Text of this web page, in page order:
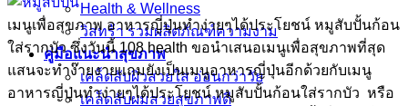
Health & Wellness
วิสทร้า รวมผลิตภัณฑ์ความงาม
คู่มือแนะนำสุขภาพ
เคล็ดลับผิวสวยใส อ่อนกว่าวัย
เคล็ดลับผมสวยสุขภาพดี
เมนูเพื่อสุขภาพ อาหารญี่ปุ่นทำง่ายๆได้ประโยชน์ หมูสับปั้นก้อน
ใส่รากบัว ซึ่งวันนี้ 108 health ขอนำเสนอเมนูเพื่อสุขภาพที่สุด
แสนจะทำง๊ายงายแถมยังเป็นเมนูอาหารญี่ปุ่นอีกด้วยกับเมนู
อาหารญี่ปุ่นทำง่ายๆได้ประโยชน์ หมูสับปั้นก้อนใส่รากบัว หรือ